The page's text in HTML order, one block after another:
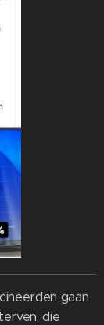
gaan
die